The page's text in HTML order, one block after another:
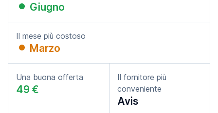
Giugno
Il mese più costoso
Marzo
Una buona offerta
49 €
Il fornitore più
conveniente
Avis